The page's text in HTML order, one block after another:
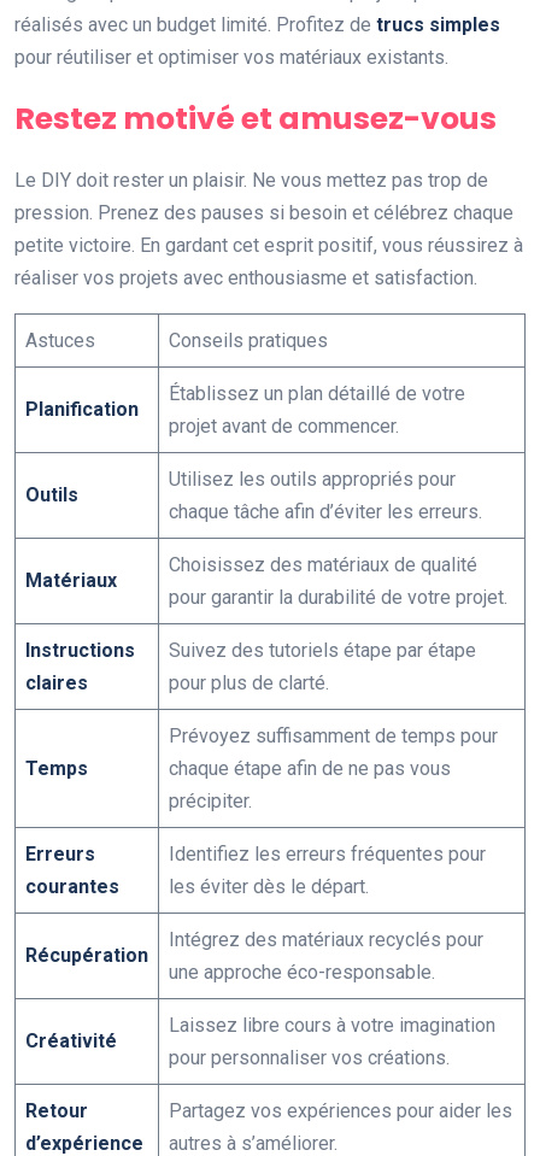
réalisés avec un budget limité. Profitez de trucs simples
pour réutiliser et optimiser vos matériaux existants.
Restez motivé et amusez-vous
Le DIY doit rester un plaisir. Ne vous mettez pas trop de
pression. Prenez des pauses si besoin et célébrez chaque
petite victoire. En gardant cet esprit positif, vous réussirez à
réaliser vos projets avec enthousiasme et satisfaction.
Astuces Conseils pratiques
Planification
Établissez un plan détaillé de votre
projet avant de commencer.
Outils
Utilisez les outils appropriés pour
chaque tâche afin d’éviter les erreurs.
Matériaux
Choisissez des matériaux de qualité
pour garantir la durabilité de votre projet.
Instructions
claires
Suivez des tutoriels étape par étape
pour plus de clarté.
Temps
Prévoyez suffisamment de temps pour
chaque étape afin de ne pas vous
précipiter.
Erreurs
courantes
Identifiez les erreurs fréquentes pour
les éviter dès le départ.
Récupération
Intégrez des matériaux recyclés pour
une approche éco-responsable.
Créativité
Laissez libre cours à votre imagination
pour personnaliser vos créations.
Retour
d’expérience
Partagez vos expériences pour aider les
autres à s’améliorer.